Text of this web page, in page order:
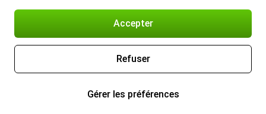
Accepter
Refuser
Gérer les préférences